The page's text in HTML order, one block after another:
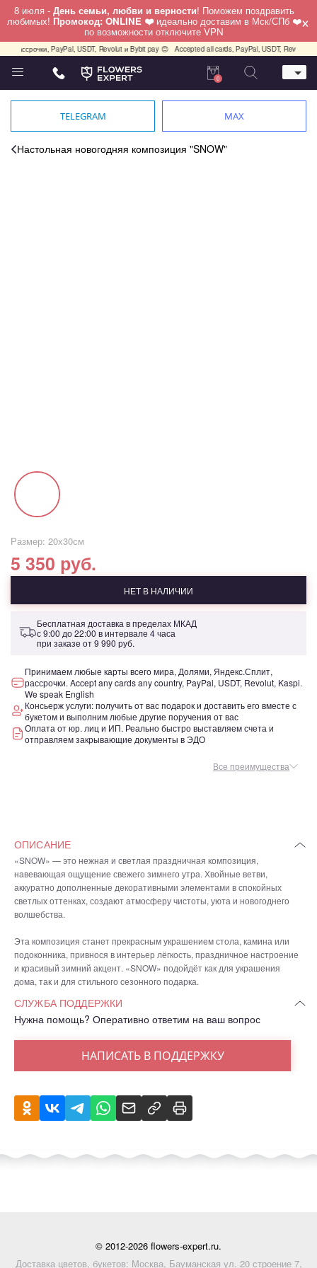
8 июля - День семьи, любви и верности! Поможем поздравить
любимых! Промокод: ONLINE ❤️ идеально доставим в Мск/СПб ❤️
по возможности отключите VPN ×
PayPal, USDT, Revolut и Bybit pay 😊 Accepted all cards, PayPal, USDT, Revolut
Телефон
+7 (495) 982-55-05
0
TELEGRAM MAX
Настольная новогодняя композиция "SNOW"
Размер: 20х30см
5 350 руб.
НЕТ В НАЛИЧИИ
Бесплатная доставка в пределах МКАД
с 9:00 до 22:00 в интервале 4 часа
при заказе от9 990 руб.
Принимаем любые карты всего мира, Долями, Яндекс.Сплит,
рассрочки. Accept any cards any country, PayPal, USDT, Revolut, Kaspi.
We speak English
Консьерж услуги: получить от вас подарок и доставить его вместе с
букетом и выполним любые другие поручения от вас
Оплата от юр. лиц и ИП. Реально быстро выставляем счета и
отправляем закрывающие документы в ЭДО
Все преимущества
ОПИСАНИЕ
«SNOW» — это нежная и светлая праздничная композиция,
навевающая ощущение свежего зимнего утра. Хвойные ветви,
аккуратно дополненные декоративными элементами в спокойных
светлых оттенках, создают атмосферу чистоты, уюта и новогоднего
волшебства.
Эта композиция станет прекрасным украшением стола, камина или
подоконника, привнося в интерьер лёгкость, праздничное настроение
и красивый зимний акцент. «SNOW» подойдёт как для украшения
дома, так и для стильного сезонного подарка.
СЛУЖБА ПОДДЕРЖКИ
Нужна помощь? Оперативно ответим на ваш вопрос
НАПИСАТЬ В ПОДДЕРЖКУ
© 2012-2026 flowers-expert.ru.
Доставка цветов, букетов: Москва, Бауманская ул. 20 строение 7,